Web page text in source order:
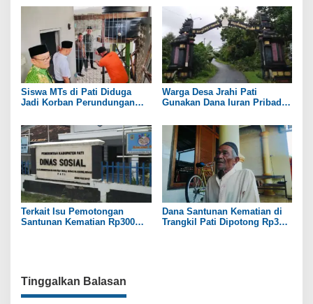
Siswa MTs di Pati Diduga
Jadi Korban Perundungan
Warga Desa Jrahi Pati
Gunakan Dana Iuran Pribadi
Terkait Isu Pemotongan
Santunan Kematian Rp300
Dana Santunan Kematian di
Trangkil Pati Dipotong Rp300
Tinggalkan Balasan